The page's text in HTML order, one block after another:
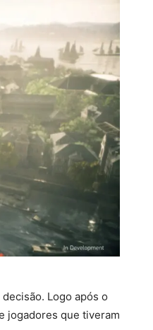
Logo após o
jogadores que tiveram